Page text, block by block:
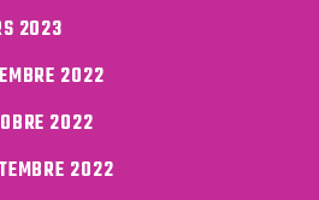
2023
2022
2022
2022